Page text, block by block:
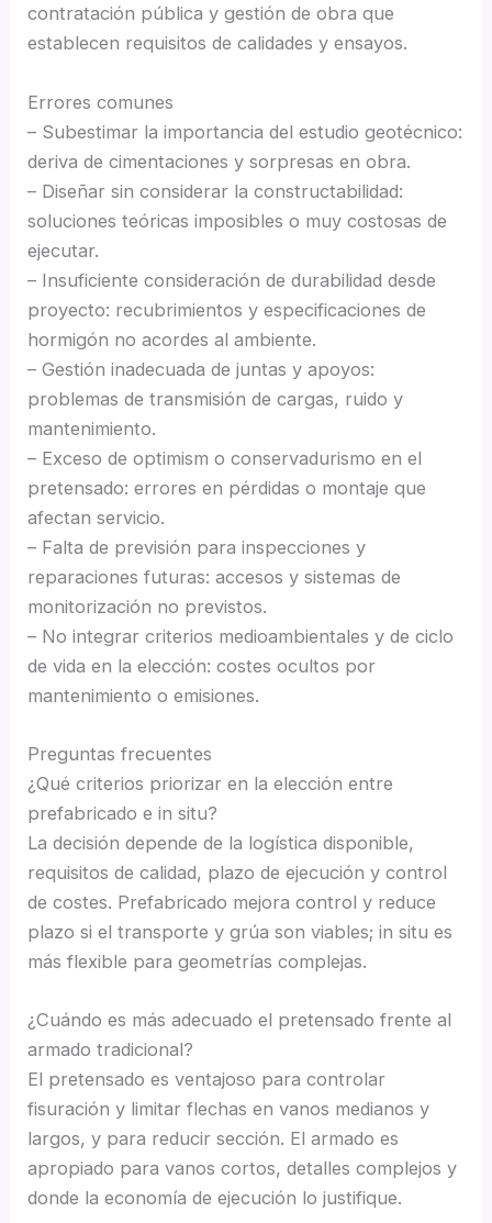
contratación pública y gestión de obra que
establecen requisitos de calidades y ensayos.
Errores comunes
– Subestimar la importancia del estudio geotécnico:
deriva de cimentaciones y sorpresas en obra.
– Diseñar sin considerar la constructabilidad:
soluciones teóricas imposibles o muy costosas de
ejecutar.
– Insuficiente consideración de durabilidad desde
proyecto: recubrimientos y especificaciones de
hormigón no acordes al ambiente.
– Gestión inadecuada de juntas y apoyos:
problemas de transmisión de cargas, ruido y
mantenimiento.
– Exceso de optimism o conservadurismo en el
pretensado: errores en pérdidas o montaje que
afectan servicio.
– Falta de previsión para inspecciones y
reparaciones futuras: accesos y sistemas de
monitorización no previstos.
– No integrar criterios medioambientales y de ciclo
de vida en la elección: costes ocultos por
mantenimiento o emisiones.
Preguntas frecuentes
¿Qué criterios priorizar en la elección entre
prefabricado e in situ?
La decisión depende de la logística disponible,
requisitos de calidad, plazo de ejecución y control
de costes. Prefabricado mejora control y reduce
plazo si el transporte y grúa son viables; in situ es
más flexible para geometrías complejas.
¿Cuándo es más adecuado el pretensado frente al
armado tradicional?
El pretensado es ventajoso para controlar
fisuración y limitar flechas en vanos medianos y
largos, y para reducir sección. El armado es
apropiado para vanos cortos, detalles complejos y
donde la economía de ejecución lo justifique.